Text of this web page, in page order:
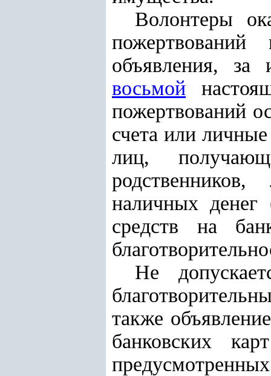
Волонтеры
пожертвований
объявления, за
восьмой
пожертвований
счета или
лиц,
наличных
средств на
Не
также
банковских